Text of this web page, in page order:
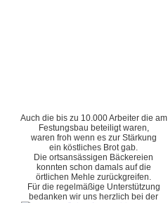
Auch die bis zu 10.000 Arbeiter die am
Festungsbau beteiligt waren,
waren froh wenn es zur Stärkung
ein köstliches Brot gab.
Die ortsansässigen Bäckereien
konnten schon damals auf die
örtlichen Mehle zurückgreifen.
Für die regelmäßige Unterstützung
bedanken wir uns herzlich bei der